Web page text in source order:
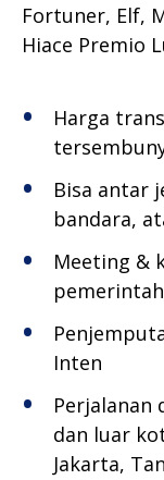
Fortuner, Elf,
Hiace Premio
Harga
Bisa antar
bandara,
Meeting &
Inten
Perjalanan
dan luar
Jakarta,